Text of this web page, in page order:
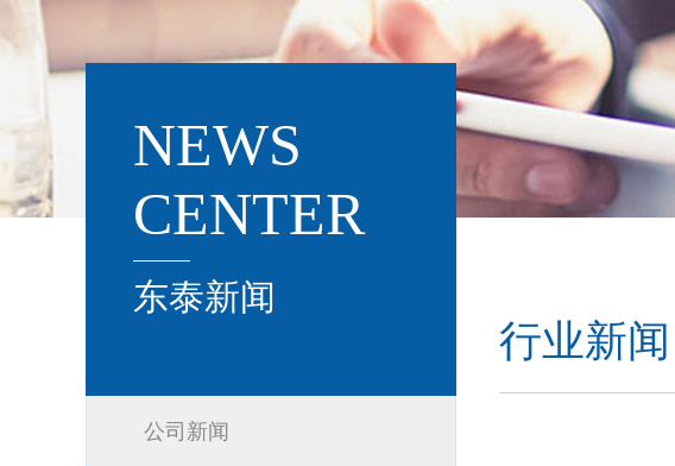
NEWS
CENTER
东泰新闻
公司新闻
行业新闻